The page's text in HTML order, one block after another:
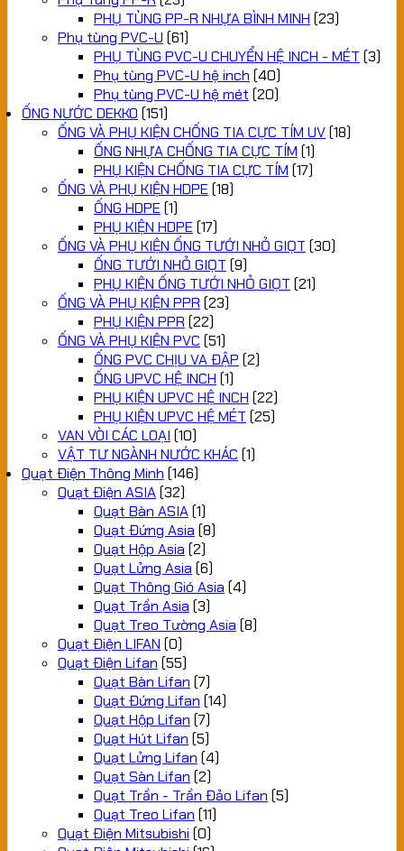
PHỤ TÙNG PP-R NHỰA BÌNH MINH (23)
Phụ tùng PVC-U (61)
PHỤ TÙNG PVC-U CHUYỂN HỆ INCH - MÉT (3)
Phụ tùng PVC-U hệ inch (40)
Phụ tùng PVC-U hệ mét (20)
ỐNG NƯỚC DEKKO (151)
ỐNG VÀ PHỤ KIỆN CHỐNG TIA CỰC TÍM UV(18)
ỐNG NHỰA CHỐNG TIA CỰC TÍM (1)
PHỤ KIỆN CHỐNG TIA CỰC TÍM (17)
ỐNG VÀ PHỤ KIỆN HDPE (18)
ỐNG HDPE (1)
PHỤ KIỆN HDPE (17)
ỐNG VÀ PHỤ KIỆN ỐNG TƯỚI NHỎ GIỌT (30)
ỐNG TƯỚI NHỎ GIỌT (9)
PHỤ KIỆN ỐNG TƯỚI NHỎ GIỌT (21)
ỐNG VÀ PHỤ KIỆN PPR (23)
PHỤ KIỆN PPR (22)
ỐNG VÀ PHỤ KIỆN PVC (51)
ỐNG PVC CHỊU VA ĐẬP (2)
ỐNG UPVC HỆ INCH (1)
PHỤ KIỆN UPVC HỆ INCH (22)
PHỤ KIỆN UPVC HỆ MÉT (25)
VAN VÒI CÁC LOẠI (10)
VẬT TƯ NGÀNH NƯỚC KHÁC (1)
Quạt Điện Thông Minh (146)
Quạt Điện ASIA(32)
Quạt Bàn ASIA(1)
Quạt Đứng Asia (8)
Quạt Hộp Asia (2)
Quạt Lửng Asia (6)
Quạt Thông Gió Asia (4)
Quạt Trần Asia (3)
Quạt Treo Tường Asia (8)
Quạt Điện LIFAN (0)
Quạt Điện Lifan (55)
Quạt Bàn Lifan (7)
Quạt Đứng Lifan (14)
Quạt Hộp Lifan (7)
Quạt Hút Lifan (5)
Quạt Lửng Lifan (4)
Quạt Sàn Lifan (2)
Quạt Trần - Trần Đảo Lifan (5)
Quạt Treo Lifan (11)
Quạt Điện Mitsubishi (0)